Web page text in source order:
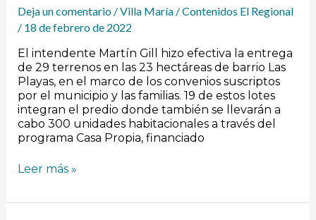
Deja un comentario /Villa María/Contenidos El Regional
/ 18 de febrero de 2022
El intendente Martín Gill hizo efectiva la entrega
de 29 terrenos en las 23 hectáreas de barrio Las
Playas, en el marco de los convenios suscriptos
por el municipio y las familias. 19 de estos lotes
integran el predio donde también se llevarán a
cabo 300 unidades habitacionales a través del
programa Casa Propia, financiado
Leer más »